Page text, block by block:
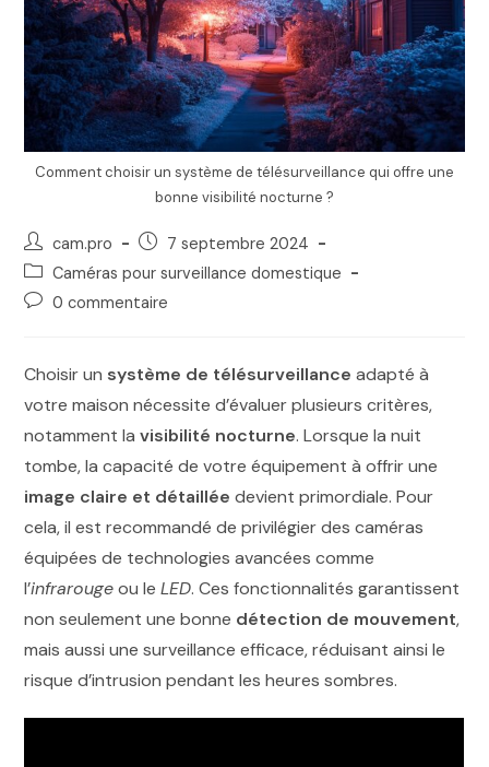
Comment choisir un système de télésurveillance qui offre une
bonne visibilité nocturne ?
cam.pro
7 septembre 2024
Caméras pour surveillance domestique
0 commentaire
Choisir un système de télésurveillance adapté à
votre maison nécessite d’évaluer plusieurs critères,
notamment lavisibilité nocturne. Lorsque la nuit
tombe, la capacité de votre équipement à offrir une
image claire et détaillée devient primordiale. Pour
cela, il est recommandé de privilégier des caméras
équipées de technologies avancées comme
l’infrarougeou leLED. Ces fonctionnalités garantissent
non seulement une bonne détection de mouvement,
mais aussi une surveillance efficace, réduisant ainsi le
risque d’intrusion pendant les heures sombres.